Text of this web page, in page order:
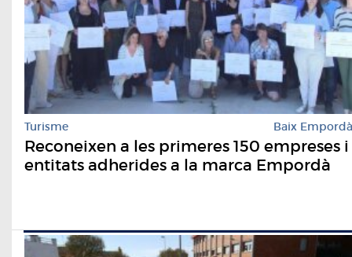
Turisme Baix Empordà
Reconeixen a les primeres 150 empreses i
entitats adherides a la marca Empordà